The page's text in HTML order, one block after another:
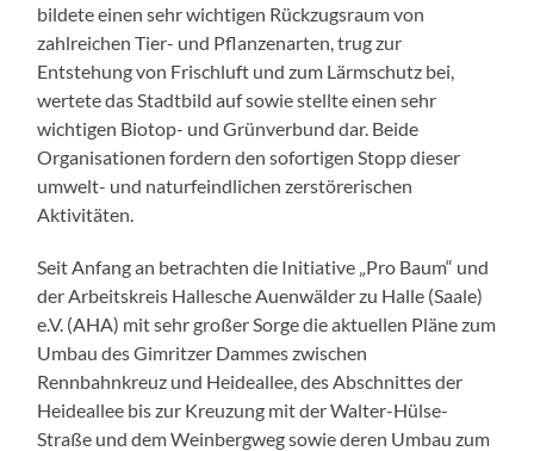
bildete einen sehr wichtigen Rückzugsraum von
zahlreichen Tier- und Pflanzenarten, trug zur
Entstehung von Frischluft und zum Lärmschutz bei,
wertete das Stadtbild auf sowie stellte einen sehr
wichtigen Biotop- und Grünverbund dar. Beide
Organisationen fordern den sofortigen Stopp dieser
umwelt- und naturfeindlichen zerstörerischen
Aktivitäten.
Seit Anfang an betrachten die Initiative „Pro Baum“ und
der Arbeitskreis Hallesche Auenwälder zu Halle (Saale)
e.V. (AHA) mit sehr großer Sorge die aktuellen Pläne zum
Umbau des Gimritzer Dammes zwischen
Rennbahnkreuz und Heideallee, des Abschnittes der
Heideallee bis zur Kreuzung mit der Walter-Hülse-
Straße und dem Weinbergweg sowie deren Umbau zum